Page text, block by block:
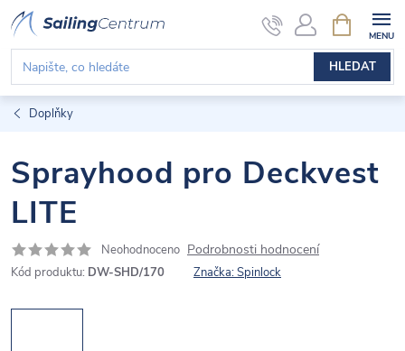
Přejít
na
obsah
HLEDAT
NÁKUPNÍ
KOŠÍK
Doplňky
Sprayhood pro Deckvest
LITE
Neohodnoceno Podrobnosti hodnocení
Kód produktu: DW-SHD/170 Značka:Spinlock